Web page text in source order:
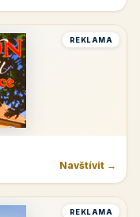
REKLAMA
Navštívit →
REKLAMA